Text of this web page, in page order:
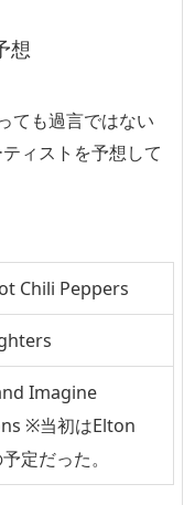
想
ても過言ではない
ィストを予想して
Chili Peppers
Imagine
※当初はElton
定だった。